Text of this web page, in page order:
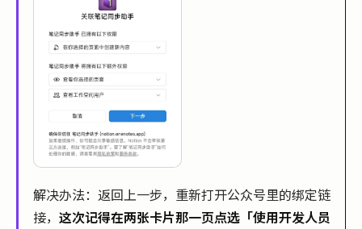
解决办法：返回上一步，重新打开公众号里的绑定链
接， 这次记得在两张卡片那一页点选「使用开发人员